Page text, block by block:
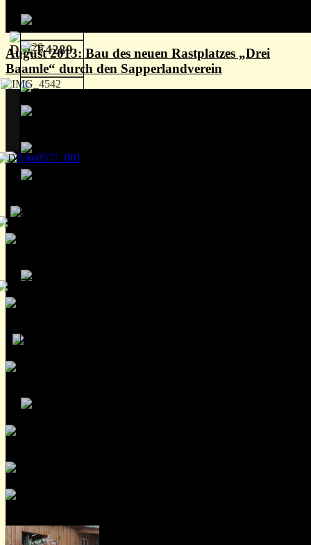
August 2013: Bau des neuen Rastplatzes „Drei
Baamle“ durch den Sapperlandverein